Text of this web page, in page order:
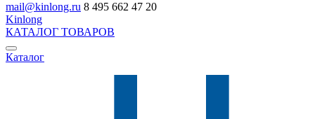
mail@kinlong.ru 8 495 662 47 20
Kinlong
КАТАЛОГ ТОВАРОВ
Каталог